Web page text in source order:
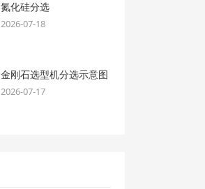
氮化硅分选
2026-07-18
金刚石选型机分选示意图
2026-07-17